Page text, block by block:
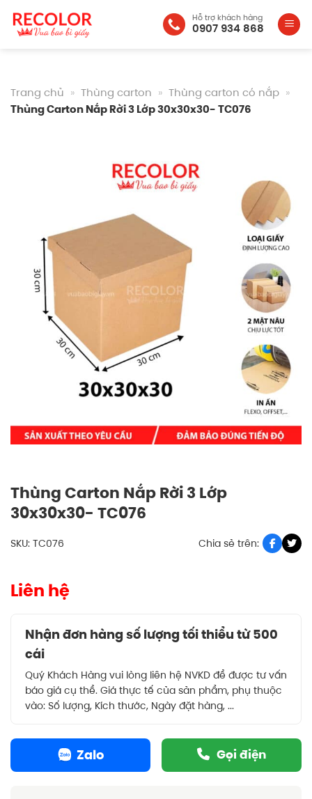
Bỏ
qua
Hỗ trợ khách hàng
0907 934 868
Trang chủ » Thùng carton » Thùng carton có nắp »
Thùng Carton Nắp Rời 3 Lớp 30x30x30- TC076
Thùng Carton Nắp Rời 3 Lớp
30x30x30- TC076
SKU: TC076 Chia sẻ trên:
Liên hệ
Nhận đơn hàng số lượng tối thiểu từ 500
cái
Quý Khách Hàng vui lòng liên hệ NVKD để được tư vấn
báo giá cụ thể. Giá thực tế của sản phẩm, phụ thuộc
vào: Số lượng, Kích thước, Ngày đặt hàng, ...
Zalo Gọi điện